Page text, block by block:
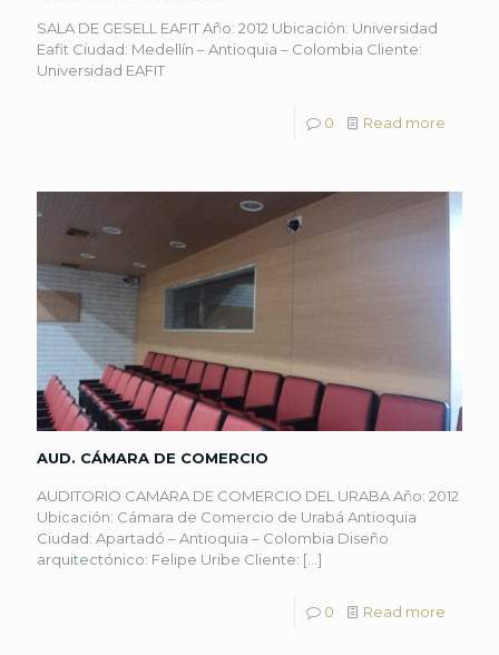
SALA DE GESELL EAFIT Año: 2012 Ubicación: Universidad
Eafit Ciudad: Medellín – Antioquia – Colombia Cliente:
Universidad EAFIT
0 Read more
AUD. CÁMARA DE COMERCIO
AUDITORIO CAMARA DE COMERCIO DEL URABA Año: 2012
Ubicación: Cámara de Comercio de Urabá Antioquia
Ciudad: Apartadó – Antioquia – Colombia Diseño
arquitectónico: Felipe Uribe Cliente: […]
0 Read more